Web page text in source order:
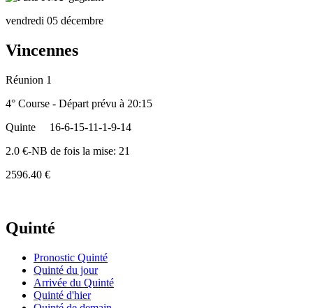
vendredi 05 décembre
Vincennes
Réunion 1
4° Course - Départ prévu à 20:15
Quinte
16-6-15-11-1-9-14
2.0 €-NB de fois la mise: 21
2596.40 €
Quinté
Pronostic Quinté
Quinté du jour
Arrivée du Quinté
Quinté d'hier